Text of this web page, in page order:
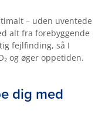
– uden uventede
alt fra forebyggende
fejlfinding, så I
og øger oppetiden.
dig med